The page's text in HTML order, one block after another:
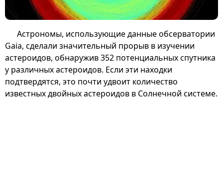
Астрономы, использующие данные обсерватории
Gaia, сделали значительный прорыв в изучении
астероидов, обнаружив 352 потенциальных спутника
у различных астероидов. Если эти находки
подтвердятся, это почти удвоит количество
известных двойных астероидов в Солнечной системе.